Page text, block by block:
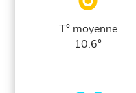
T° moyenne
10.6°